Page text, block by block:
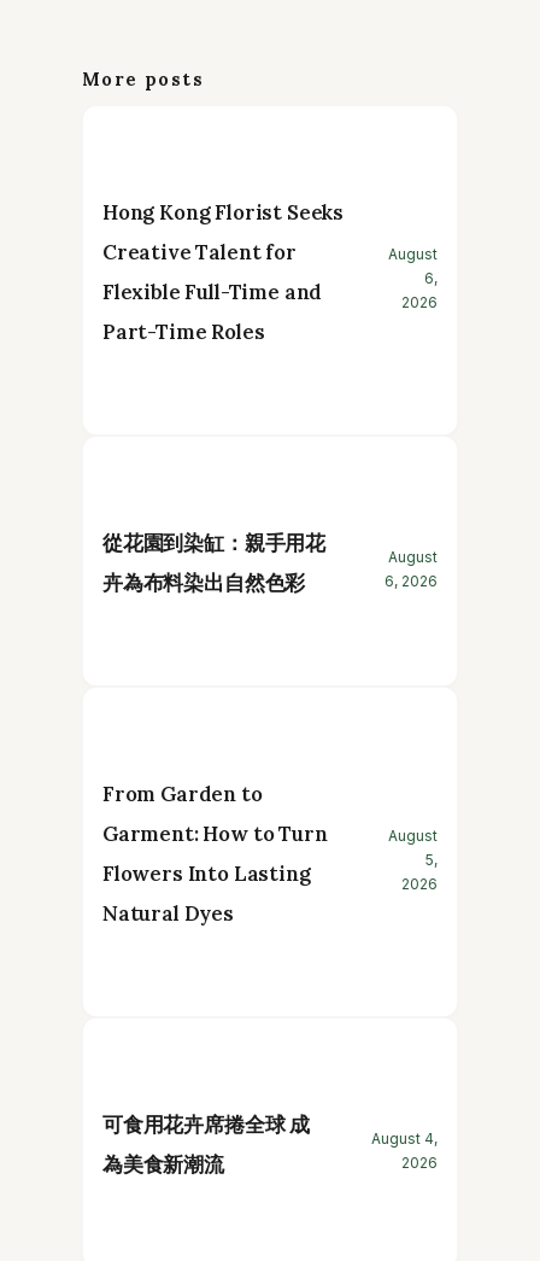
More posts
Hong Kong Florist Seeks
Creative Talent for
Flexible Full-Time and
Part-Time Roles
August
6,
2026
從花園到染缸：親手用花
卉為布料染出自然色彩
August
6, 2026
From Garden to
Garment: How to Turn
Flowers Into Lasting
Natural Dyes
August
5,
2026
可食用花卉席捲全球 成
為美食新潮流
August 4,
2026